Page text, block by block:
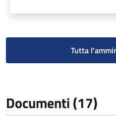
Tutta
Documenti (17)